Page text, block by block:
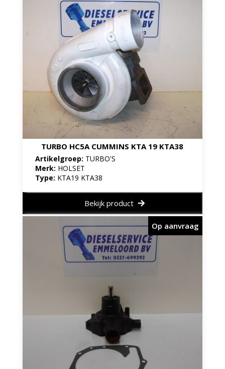
TURBO HC5A CUMMINS KTA 19 KTA38
Artikelgroep: TURBO'S
Merk: HOLSET
Type: KTA19 KTA38
Bekijk product
Op aanvraag